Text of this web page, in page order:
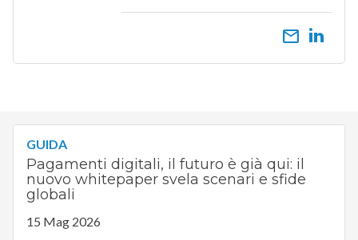
email
GUIDA
Pagamenti digitali, il futuro è già qui: il
nuovo whitepaper svela scenari e sfide
globali
15 Mag 2026